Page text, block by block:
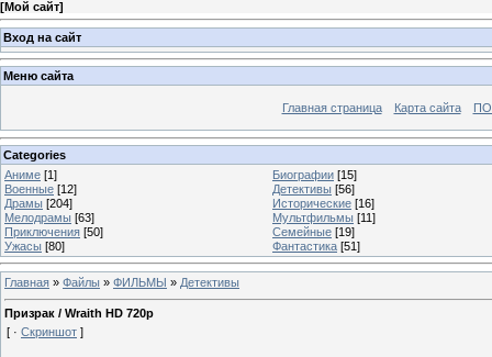
[Мой сайт]
Вход на сайт
Меню сайта
Главная страница Карта сайта
Categories
Аниме [1] Биографии [15]
Военные [12] Детективы [56]
Драмы [204] Исторические [16]
Мелодрамы [63] Мультфильмы [11]
Приключения [50] Семейные [19]
Ужасы [80] Фантастика [51]
Главная » Файлы » ФИЛЬМЫ » Детективы
Призрак / Wraith HD 720p
[ · Скриншот ]